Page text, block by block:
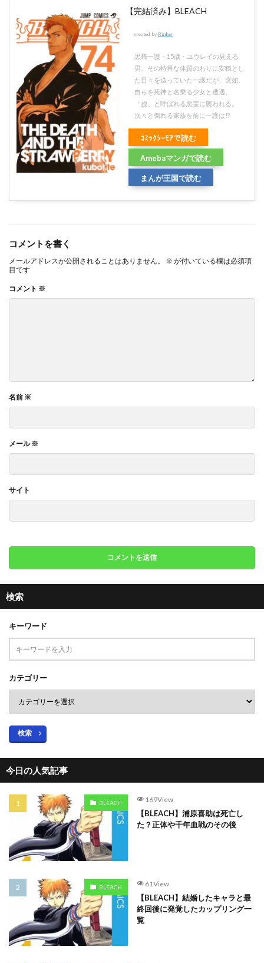
【完結済み】BLEACH
created by Rinker
黒崎一護・15歳・ユウレイの見える
男。その特異な体質のわりに安穏とし
た日々を送っていた一護だが、突如、
自らを死神と名乗る少女と遭遇、
「虚」と呼ばれる悪霊に襲われる。
次々と倒れる家族を前に一護は!?
ｺﾐｯｸｼｰﾓｱで読む
Amebaマンガで読む
まんが王国で読む
コメントを書く
メールアドレスが公開されることはありません。 ※ が付いている欄は必須項
目です
コメント ※
名前 ※
メール※
サイト
検索
キーワード
カテゴリー
検索
今日の人気記事
BLEACH 169View
【BLEACH】浦原喜助は死亡し
た？正体や千年血戦のその後
BLEACH 61View
【BLEACH】結婚したキャラと最
終回後に発覚したカップリング一
覧